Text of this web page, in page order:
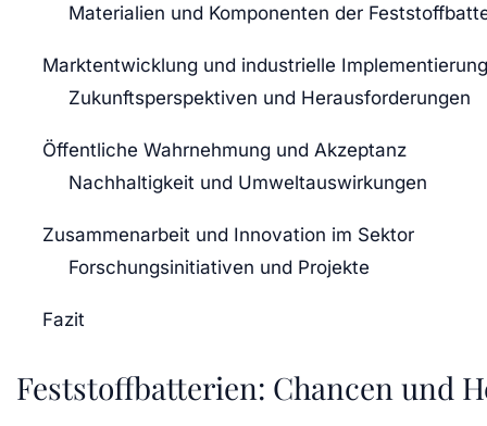
Materialien und Komponenten der
Marktentwicklung und industrielle Implementierung
Zukunftsperspektiven und Herausforderungen
Öffentliche Wahrnehmung und Akzeptanz
Nachhaltigkeit und Umweltauswirkungen
Zusammenarbeit und Innovation im Sektor
Forschungsinitiativen und Projekte
Fazit
Feststoffbatterien: Chancen und